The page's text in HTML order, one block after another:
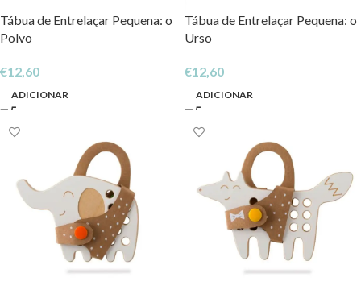
Tábua de Entrelaçar Pequena: o
Polvo
€12,60
ADICIONAR
Tábua de Entrelaçar Pequena: o
Urso
€12,60
ADICIONAR